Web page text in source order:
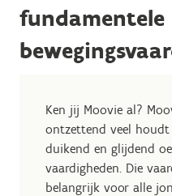
fundamentele
Ken jij Moovie al?
ontzettend veel houdt
duikend en glijdend
vaardigheden. Die
belangrijk voor alle